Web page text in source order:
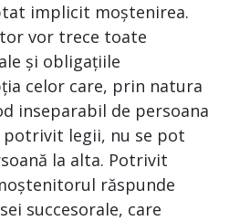
implicit moștenirea.
vor trece toate
și obligațiile
celor care, prin natura
inseparabil de persoana
potrivit legii, nu se pot
la alta. Potrivit
răspunde
succesorale, care